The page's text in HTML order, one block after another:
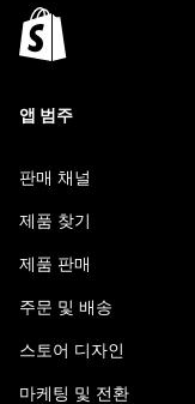
앱 범주
판매 채널
제품 찾기
제품 판매
주문 및 배송
스토어 디자인
마케팅 및 전환